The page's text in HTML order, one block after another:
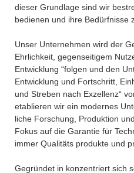
dieser Grundlage sind wir
bedienen und ihre Bedürfnisse
Unser Unternehmen wird der
Ehrlichkeit, gegenseitigem
Entwicklung “folgen und den
Entwicklung und Fortschritt,
und Streben nach Exzellenz“
etablieren wir ein modernes
liche Forschung, Produktion
Fokus auf die Garantie für
immer Qualitäts produkte und
Gegründet in konzentriert sich